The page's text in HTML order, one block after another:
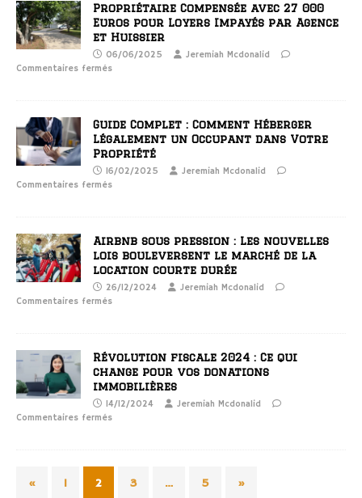
Propriétaire Compensée avec 27 000
Euros pour Loyers Impayés par Agence
et Huissier
06/06/2025
Jeremiah Mcdonalid
Commentaires fermés
Guide Complet : Comment Héberger
Légalement un Occupant dans Votre
Propriété
16/02/2025
Jeremiah Mcdonalid
Commentaires fermés
Airbnb sous pression : Les nouvelles
lois bouleversent le marché de la
location courte durée
26/12/2024
Jeremiah Mcdonalid
Commentaires fermés
Révolution fiscale 2024 : Ce qui
change pour vos donations
immobilières
14/12/2024
Jeremiah Mcdonalid
Commentaires fermés
« 1 2 3 … 5 »